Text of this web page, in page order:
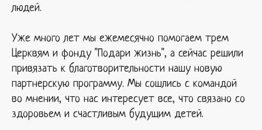
людей.
Уже много лет мы ежемесячно помогаем трем
Церквям и фонду "Подари жизнь", а сейчас решили
привязать к благотворительности нашу новую
партнерскую программу. Мы сошлись с командой
во мнении, что нас интересует все, что связано со
здоровьем и счастливым будущим детей.